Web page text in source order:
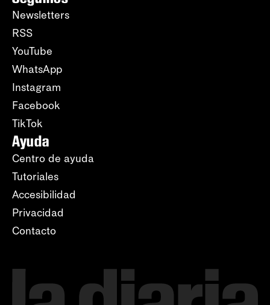
Newsletters
RSS
YouTube
WhatsApp
Instagram
Facebook
TikTok
Ayuda
Centro de ayuda
Tutoriales
Accesibilidad
Privacidad
Contacto